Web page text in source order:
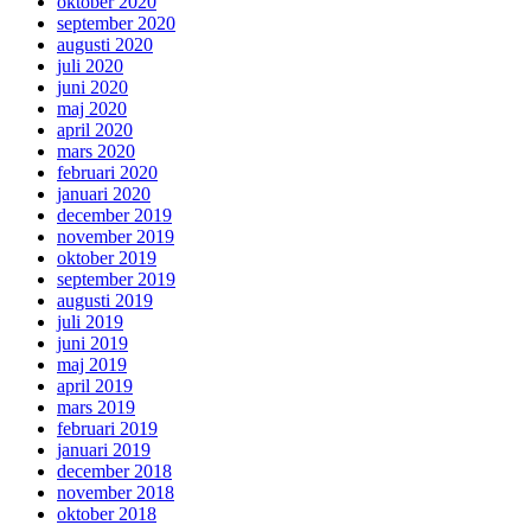
september 2020
augusti 2020
juli 2020
juni 2020
maj 2020
april 2020
mars 2020
februari 2020
januari 2020
december 2019
november 2019
oktober 2019
september 2019
augusti 2019
juli 2019
juni 2019
maj 2019
april 2019
mars 2019
februari 2019
januari 2019
december 2018
november 2018
oktober 2018